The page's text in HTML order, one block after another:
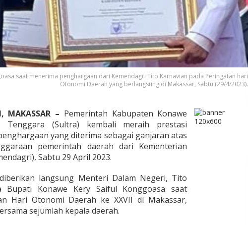
saat menerima penghargaan dari Kemendagri Tito Karnavian pada Peringatan hari
Otonomi Daerah yang berlangsung di Makassar, Sabtu (29/4/2023).
MAKASSAR – Pemerintah Kabupaten Konawe
Tenggara (Sultra) kembali meraih prestasi
yang diterima sebagai ganjaran atas
pemerintah daerah dari Kementerian
Sabtu 29 April 2023.
langsung Menteri Dalam Negeri, Tito
Bupati Konawe Kery Saiful Konggoasa saat
Hari Otonomi Daerah ke XXVII di Makassar,
sejumlah kepala daerah.